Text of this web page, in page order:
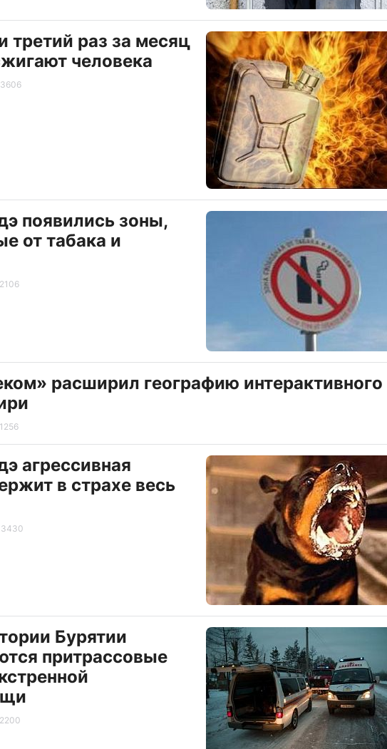
третий раз за месяц
человека
3606
появились зоны,
от табака и
2106
расширил географию интерактивного
1256
агрессивная
в страхе весь
3430
Бурятии
притрассовые
2200